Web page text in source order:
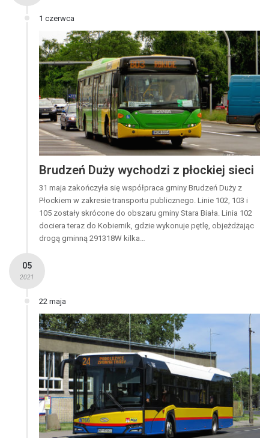
1 czerwca
Brudzeń Duży wychodzi z płockiej sieci
31 maja zakończyła się współpraca gminy Brudzeń Duży z
Płockiem w zakresie transportu publicznego. Linie 102, 103 i
105 zostały skrócone do obszaru gminy Stara Biała. Linia 102
dociera teraz do Kobiernik, gdzie wykonuje pętlę, objeżdżając
drogą gminną 291318W kilka…
05
2021
22 maja